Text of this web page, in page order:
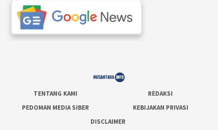
TENTANG KAMI
REDAKSI
PEDOMAN MEDIA SIBER
KEBIJAKAN PRIVASI
DISCLAIMER